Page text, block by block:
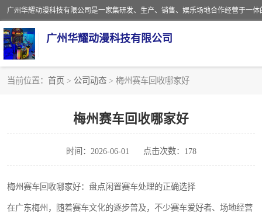
广州华耀动漫科技有限公司
当前位置： 首页 > 公司动态 > 梅州赛车回收哪家好
梅州赛车回收哪家好
时间：2026-06-01 点击次数：178
梅州赛车回收哪家好：盘点闲置赛车处理的正确选择
在广东梅州，随着赛车文化的逐步普及，不少赛车爱好者、场地经营
游戏厅回收